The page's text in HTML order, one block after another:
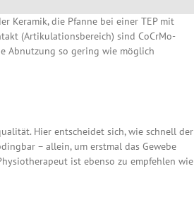
Keramik, die Pfanne bei einer TEP mit
(Artikulationsbereich) sind CoCrMo-
Abnutzung so gering wie möglich
Hier entscheidet sich, wie schnell der
– allein, um erstmal das Gewebe
ist ebenso zu empfehlen wie